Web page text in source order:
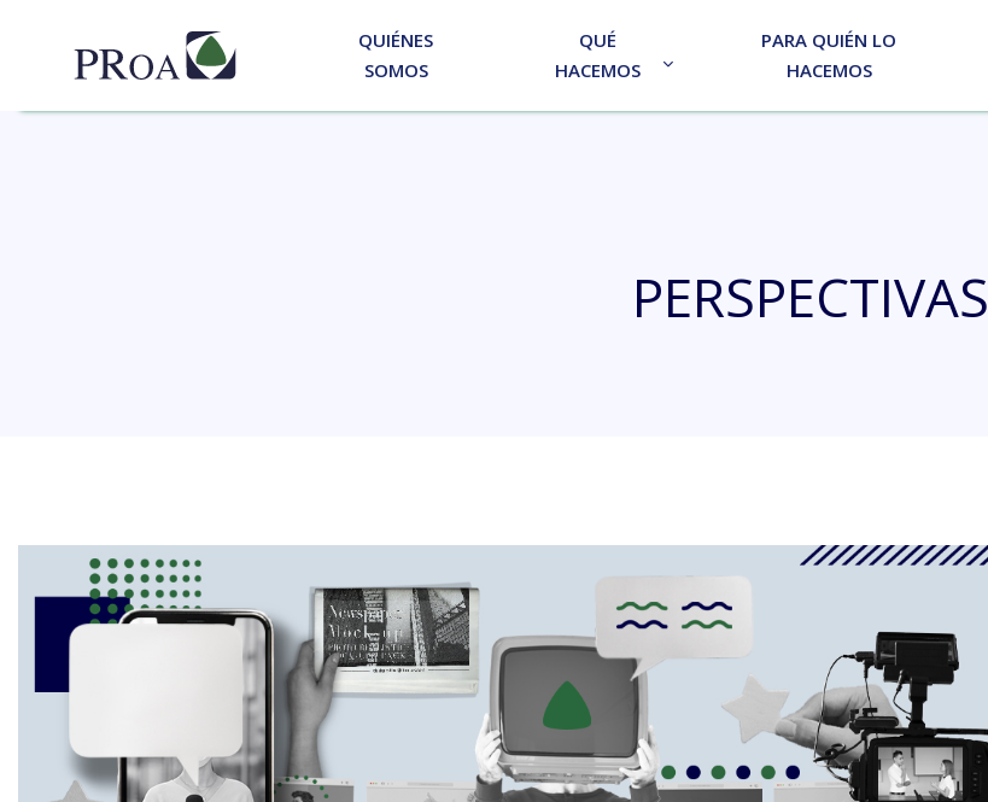
QUIÉNES
SOMOS
QUÉ
HACEMOS
PARA QUIÉN LO
HACEMOS
PERSPECTIVAS